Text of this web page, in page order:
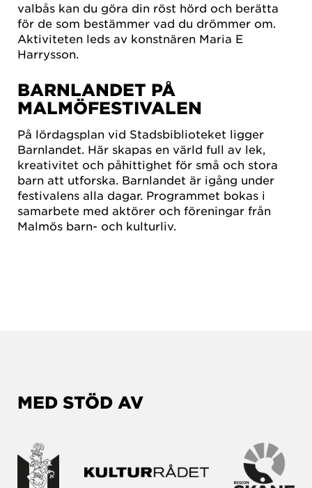
valbås kan du göra din röst hörd och berätta
för de som bestämmer vad du drömmer om.
Aktiviteten leds av konstnären Maria E
Harrysson.
BARNLANDET PÅ
MALMÖFESTIVALEN
På lördagsplan vid Stadsbiblioteket ligger
Barnlandet. Här skapas en värld full av lek,
kreativitet och påhittighet för små och stora
barn att utforska. Barnlandet är igång under
festivalens alla dagar. Programmet bokas i
samarbete med aktörer och föreningar från
Malmös barn- och kulturliv.
MED STÖD AV